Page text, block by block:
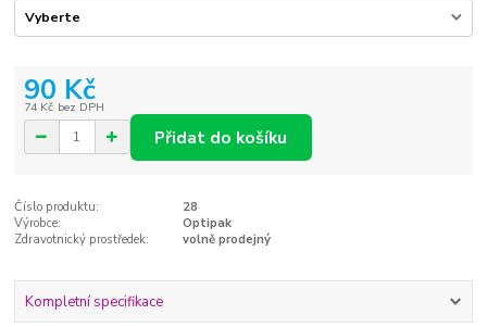
90 Kč
74 Kč bez DPH
Přidat do košíku
Číslo produktu:
28
Výrobce:
Optipak
Zdravotnický prostředek:
volně prodejný
Kompletní specifikace